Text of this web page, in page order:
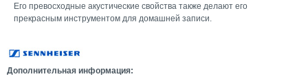
Его превосходные акустические свойства также делают его
прекрасным инструментом для домашней записи.
Дополнительная информация: